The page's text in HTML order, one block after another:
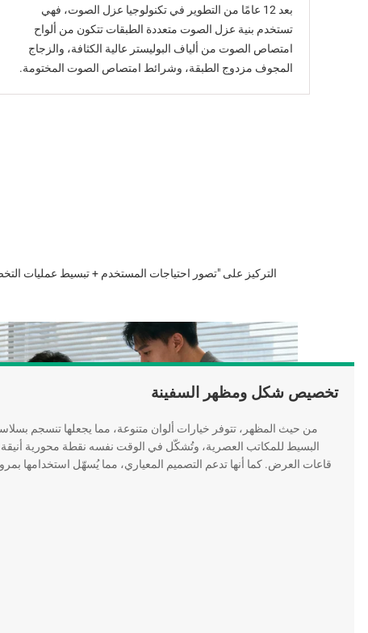
بعد 12 عامًا من التطوير في تكنولوجيا عزل الصوت، فهي
تستخدم بنية عزل الصوت متعددة الطبقات تتكون من ألواح
امتصاص الصوت من ألياف البوليستر عالية الكثافة، والزجاج
المجوف مزدوج الطبقة، وشرائط امتصاص الصوت المختومة.
التركيز على "تصور احتياجات المستخدم + تبسيط عمليات
تخصيص شكل ومظهر السفينة
من حيث المظهر، تتوفر خيارات ألوان متنوعة، مما يجعلها تنسجم
البسيط للمكاتب العصرية، وتُشكّل في الوقت نفسه نقطة محورية أنيقة
قاعات العرض. كما أنها تدعم التصميم المعياري، مما يُسهّل استخدامها